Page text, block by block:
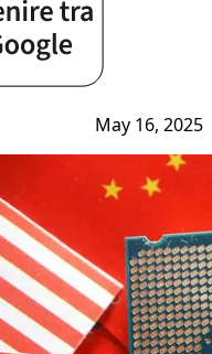
May 16, 2025